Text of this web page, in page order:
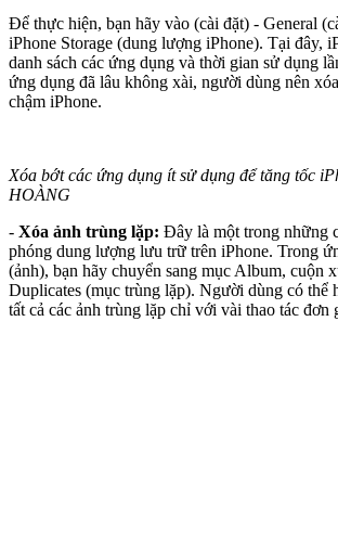
Để thực hiện, bạn hãy vào (cài đặt) - General
iPhone Storage (dung lượng iPhone). Tại đây,
danh sách các ứng dụng và thời gian sử dụng
ứng dụng đã lâu không xài, người dùng nên
chậm iPhone.
Xóa bớt các ứng dụng ít sử dụng để tăng tốc
HOÀNG
- Xóa ảnh trùng lặp: Đây là một trong những
phóng dung lượng lưu trữ trên iPhone. Trong
(ảnh), bạn hãy chuyển sang mục Album, cuộn
Duplicates (mục trùng lặp). Người dùng có thể
tất cả các ảnh trùng lặp chỉ với vài thao tác đơn